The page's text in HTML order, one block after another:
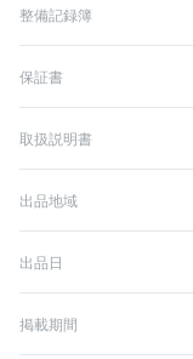
整備記録簿
保証書
取扱説明書
出品地域
出品日
掲載期間